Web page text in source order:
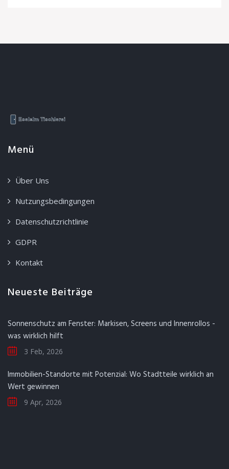
Menü
Über Uns
Nutzungsbedingungen
Datenschutzrichtlinie
GDPR
Kontakt
Neueste Beiträge
Sonnenschutz am Fenster: Markisen, Screens und Innenrollos -
was wirklich hilft
3 Feb, 2026
Immobilien-Standorte mit Potenzial: Wo Stadtteile wirklich an
Wert gewinnen
9 Apr, 2026